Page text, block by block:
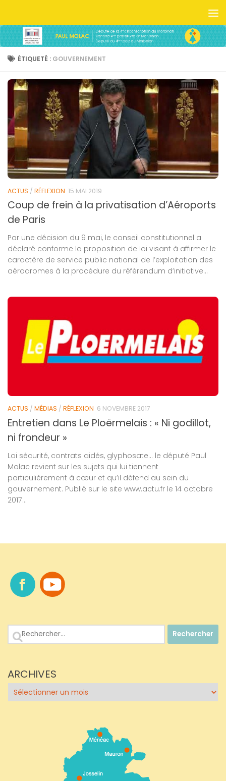
ÉTIQUETÉ : GOUVERNEMENT
ACTUS / RÉFLEXION 15 MAI 2019
Coup de frein à la privatisation d’Aéroports
de Paris
Par une décision du 9 mai, le conseil constitutionnel a
déclaré conforme la proposition de loi visant à affirmer le
caractère de service public national de l’exploitation des
aérodromes à la procédure du référendum d’initiative...
ACTUS / MÉDIAS / RÉFLEXION 6 NOVEMBRE 2017
Entretien dans Le Ploërmelais : « Ni godillot,
ni frondeur »
Loi sécurité, contrats aidés, glyphosate… le député Paul
Molac revient sur les sujets qui lui tiennent
particulièrement à cœur et qu’il défend au sein du
gouvernement. Publié sur le site www.actu.fr le 14 octobre
2017...
Rechercher :
ARCHIVES
Archives